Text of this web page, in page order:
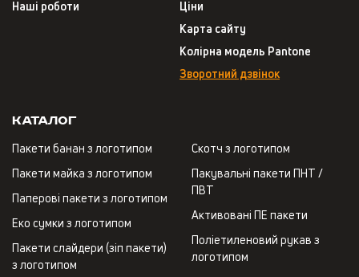
Наші роботи
Ціни
Карта сайту
Колірна модель Pantone
Зворотний дзвінок
Каталог
Пакети банан з логотипом
Пакети майка з логотипом
Паперові пакети з логотипом
Еко сумки з логотипом
Пакети слайдери (зіп пакети)
з логотипом
Скотч з логотипом
Пакувальні пакети ПНТ /
ПВТ
Активовані ПЕ пакети
Поліетиленовий рукав з
логотипом